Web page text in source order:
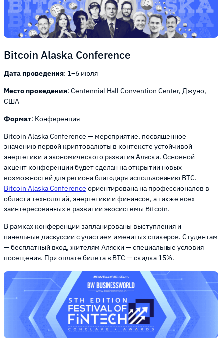
Bitcoin Alaska Conference
Дата проведения: 1–6 июля
Место проведения: Centennial Hall Convention Center, Джуно,
США
Формат: Конференция
Bitcoin Alaska Conference — мероприятие, посвященное
значению первой криптовалюты в контексте устойчивой
энергетики и экономического развития Аляски. Основной
акцент конференции будет сделан на открытии новых
возможностей для региона благодаря использованию BTC.
Bitcoin Alaska Conference ориентирована на профессионалов в
области технологий, энергетики и финансов, а также всех
заинтересованных в развитии экосистемы Bitcoin.
В рамках конференции запланированы выступления и
панельные дискуссии с участием именитых спикеров. Студентам
— бесплатный вход, жителям Аляски — специальные условия
посещения. При оплате билета в BTC — скидка 15%.